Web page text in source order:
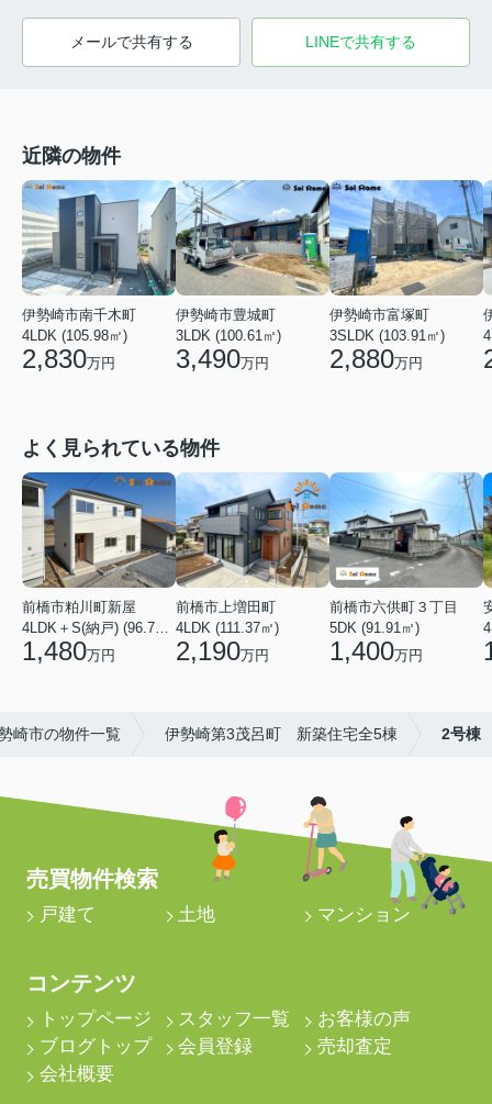
メールで共有する LINEで共有する
近隣の物件
伊勢崎市南千木町
4LDK (105.98㎡)
2,830万円
伊勢崎市豊城町
3LDK (100.61㎡)
3,490万円
伊勢崎市富塚町
3SLDK (103.91㎡)
2,880万円
よく見られている物件
前橋市粕川町新屋
4LDK＋S(納戸) (96.78㎡)
1,480万円
前橋市上増田町
4LDK (111.37㎡)
2,190万円
前橋市六供町３丁目
5DK (91.91㎡)
1,400万円
崎市の物件一覧 伊勢崎第3茂呂町 新築住宅全5棟 2号棟
売買物件検索
戸建て 土地 マンション
コンテンツ
トップページ スタッフ一覧
お客様の声
ブログトップ
会員登録
売却査定
会社概要